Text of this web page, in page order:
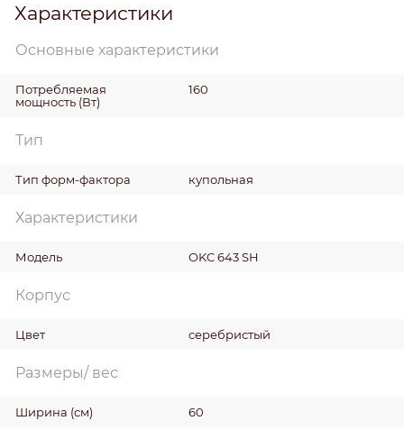
Характеристики
Основные характеристики
Потребляемая
мощность (Вт)
160
Тип
Тип форм-фактора купольная
Характеристики
Модель OKC 643 SH
Корпус
Цвет серебристый
Размеры/ вес
Ширина (см) 60